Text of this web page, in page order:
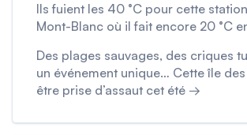
Ils fuient les 40 °C pour cette
Mont-Blanc où il fait encore 20 °C
Des plages sauvages, des criques
un événement unique… Cette île
être prise d’assaut cet été →